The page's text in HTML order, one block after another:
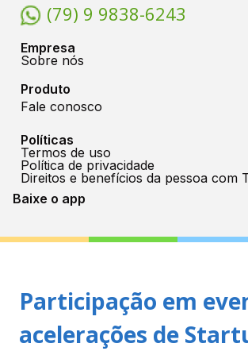
(79) 9 9838-6243
Empresa
Sobre nós
Produto
Fale conosco
Políticas
Termos de uso
Política de privacidade
Direitos e benefícios da pessoa com
Baixe o app
Participação em
acelerações de